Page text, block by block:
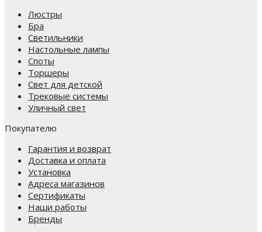
Люстры
Бра
Светильники
Настольные лампы
Споты
Торшеры
Свет для детской
Трековые системы
Уличный свет
Покупателю
Гарантия и возврат
Доставка и оплата
Установка
Адреса магазинов
Сертификаты
Наши работы
Бренды